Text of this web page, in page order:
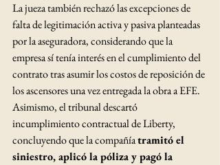
La jueza también rechazó las excepciones de
falta de legitimación activa y pasiva planteadas
por la aseguradora, considerando que la
empresa sí tenía interés en el cumplimiento del
contrato tras asumir los costos de reposición de
los ascensores una vez entregada la obra a EFE.
Asimismo, el tribunal descartó
incumplimiento contractual de Liberty,
concluyendo que la compañía tramitó el
siniestro, aplicó la póliza y pagó la